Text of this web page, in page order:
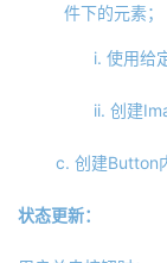
件下的元素；
i. 使用给定的构
ii. 创建Image
c. 创建Button内
状态更新：